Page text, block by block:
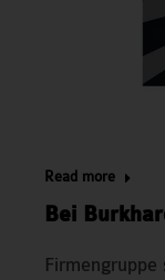
Bei
Read more